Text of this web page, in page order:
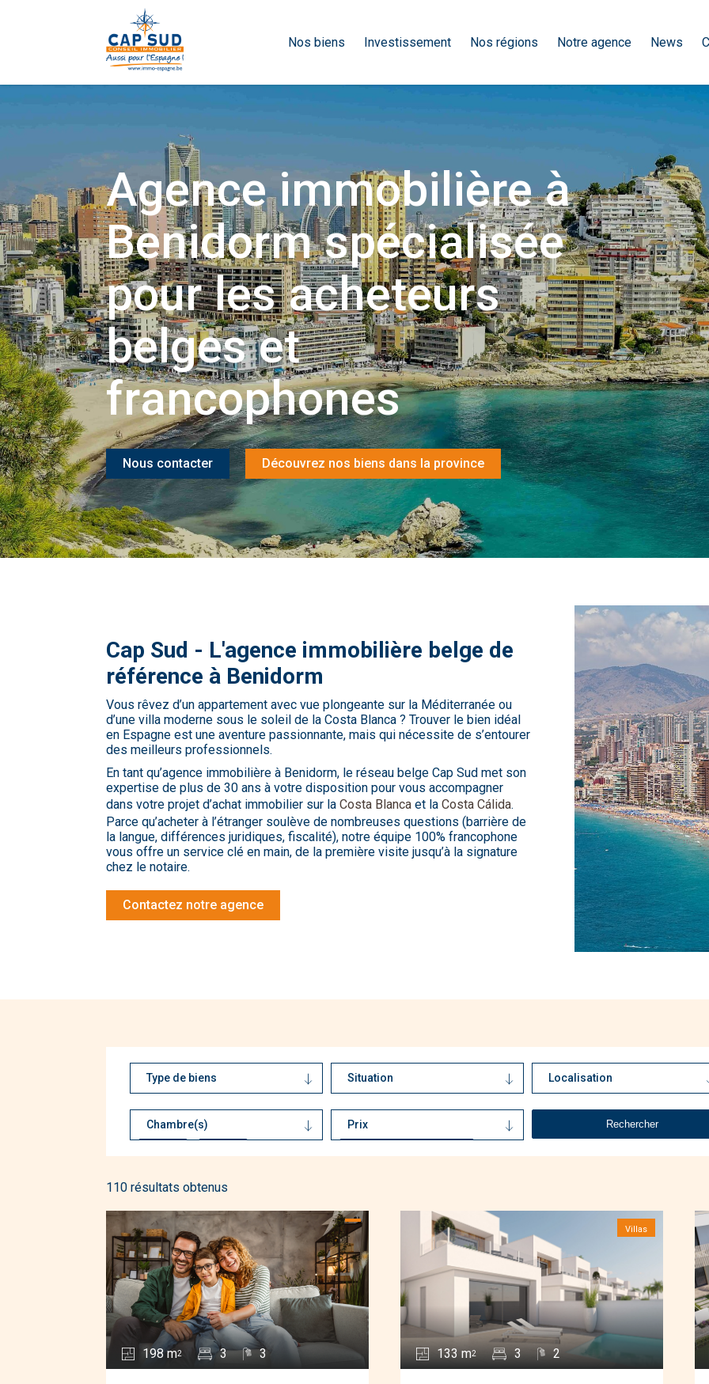
Nos biens Investissement Nos régions Notre agence News
Agence immobilière à
Benidorm spécialisée
pour les acheteurs
belges et
francophones
Nous contacter Découvrez nos biens dans la province
Cap Sud - L'agence immobilière belge de
référence à Benidorm
Vous rêvez d’un appartement avec vue plongeante sur la Méditerranée ou
d’une villa moderne sous le soleil de la Costa Blanca ? Trouver le bien idéal
en Espagne est une aventure passionnante, mais qui nécessite de s’entourer
des meilleurs professionnels.
En tant qu’agence immobilière à Benidorm, le réseau belge Cap Sud met son
expertise de plus de 30 ans à votre disposition pour vous accompagner
dans votre projet d’achat immobilier sur laCosta Blanca et laCosta Cálida.
Parce qu’acheter à l’étranger soulève de nombreuses questions (barrière de
la langue, différences juridiques, fiscalité), notre équipe 100% francophone
vous offre un service clé en main, de la première visite jusqu’à la signature
chez le notaire.
Contactez notre agence
Type de biens
Bungalows
Penthouses
Villas
Situation
d'intérêts
Localisation
Costa Cálida
(40)
Chambre(s) Prix
110 résultats obtenus
198 m2 3 3 133 m2 3 2
Villas